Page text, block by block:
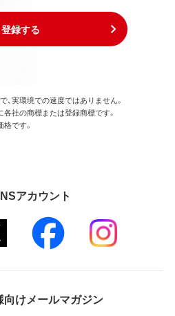
登録する
実環境での速度ではありません。
社の商標または登録商標です。
です。
アカウント
けメールマガジン